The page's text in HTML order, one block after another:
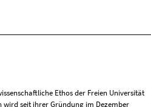
Ethos der Freien Universität
wird seit ihrer Gründung im Dezember